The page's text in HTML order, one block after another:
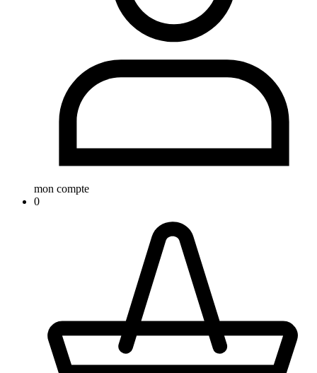
mon compte
0